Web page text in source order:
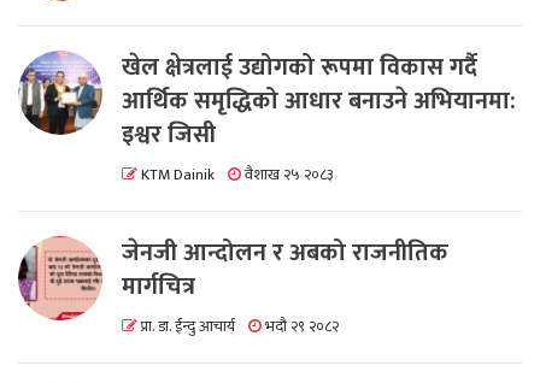
खेल क्षेत्रलाई उद्योगको रूपमा विकास गर्दै
आर्थिक समृद्धिको आधार बनाउने अभियानमा:
इश्वर जिसी
KTM Dainik वैशाख २५ २०८३
जेनजी आन्दोलन र अबको राजनीतिक
मार्गचित्र
प्रा. डा. ईन्दु आचार्य भदौ २९ २०८२